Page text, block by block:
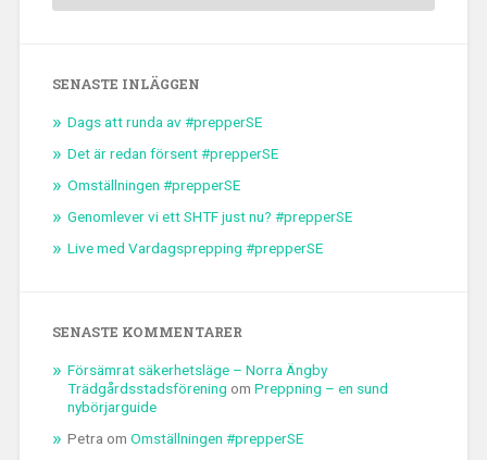
SENASTE INLÄGGEN
Dags att runda av #prepperSE
Det är redan försent #prepperSE
Omställningen #prepperSE
Genomlever vi ett SHTF just nu? #prepperSE
Live med Vardagsprepping #prepperSE
SENASTE KOMMENTARER
Försämrat säkerhetsläge – Norra Ängby
Trädgårdsstadsförening om Preppning – en sund
nybörjarguide
Petra om Omställningen #prepperSE